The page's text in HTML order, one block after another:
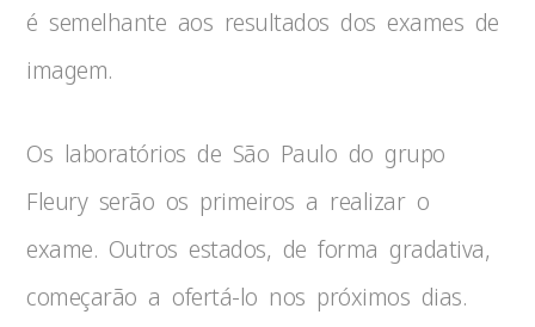
é semelhante aos resultados dos exames de
imagem.
Os laboratórios de São Paulo do grupo
Fleury serão os primeiros a realizar o
exame. Outros estados, de forma gradativa,
começarão a ofertá-lo nos próximos dias.